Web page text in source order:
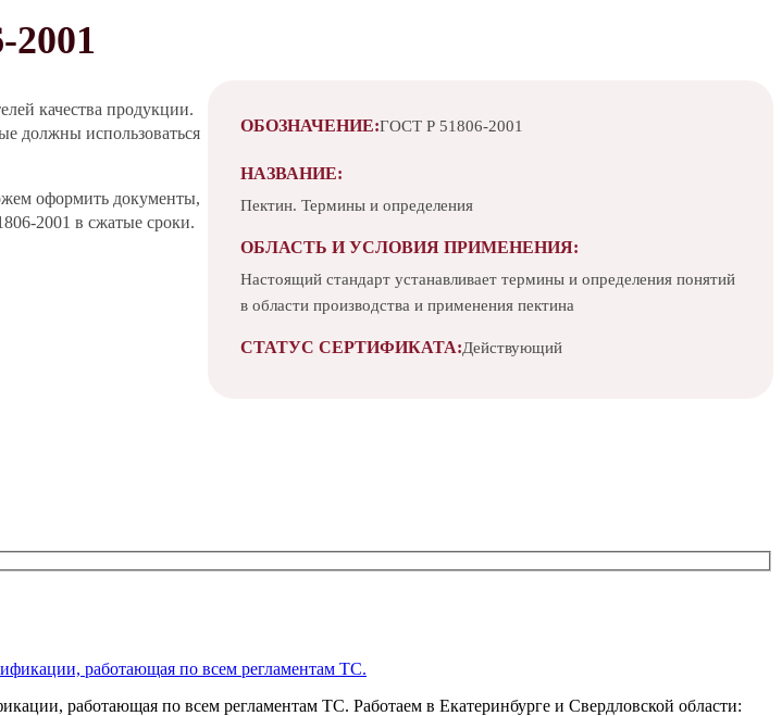
качества продукции.
должны использоваться
оформить документы,
2001 в сжатые сроки.
ОБОЗНАЧЕНИЕ:ГОСТ Р 51806-2001
НАЗВАНИЕ:
Пектин. Термины и определения
ОБЛАСТЬ И УСЛОВИЯ ПРИМЕНЕНИЯ:
Настоящий стандарт устанавливает термины и определения понятий
в области производства и применения пектина
СТАТУС СЕРТИФИКАТА:Действующий
работающая по всем регламентам ТС. Работаем в Екатеринбурге и Свердловской области: